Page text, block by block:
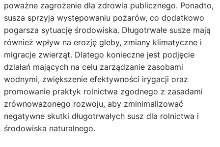
poważne zagrożenie dla zdrowia publicznego. Ponadto,
susza sprzyja występowaniu pożarów, co dodatkowo
pogarsza sytuację środowiska. Długotrwałe susze mają
również wpływ na erozję gleby, zmiany klimatyczne i
migracje zwierząt. Dlatego konieczne jest podjęcie
działań mających na celu zarządzanie zasobami
wodnymi, zwiększenie efektywności irygacji oraz
promowanie praktyk rolnictwa zgodnego z zasadami
zrównoważonego rozwoju, aby zminimalizować
negatywne skutki długotrwałych susz dla rolnictwa i
środowiska naturalnego.